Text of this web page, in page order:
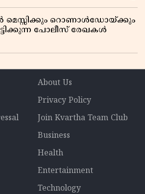
മെസ്സിക്കും റൊണാൾഡോയ്ക്കും
പോലീസ് രേഖകൾ
About Us
Privacy Policy
Join Kvartha Team Club
Business
Health
Entertainment
Technology